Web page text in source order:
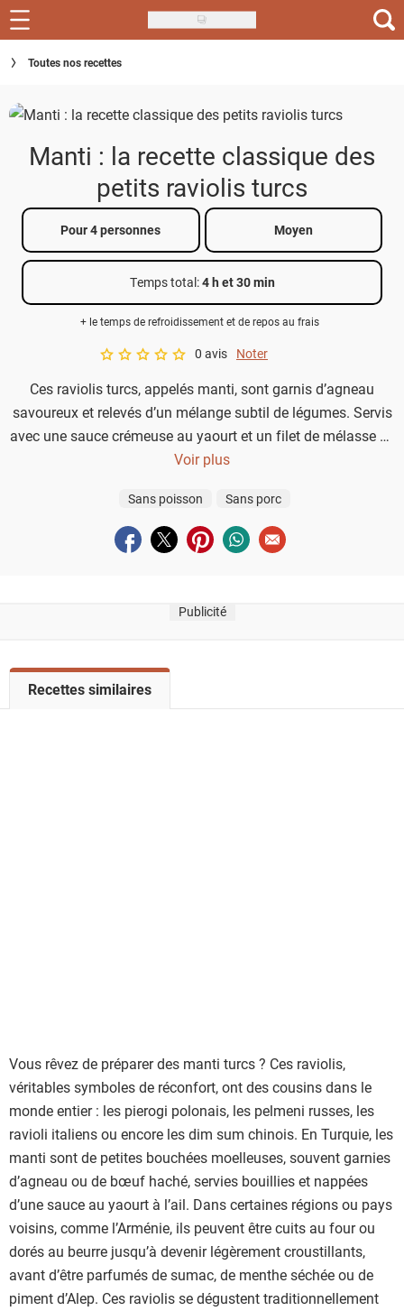
Skip
to
main
Recettes
Inspirations
Actus
Téléchargez l'app Saveurs Recettes
Index des recettes
Toutes nos recettes
Manti : la recette classique des
petits raviolis turcs
Pour 4 personnes Moyen
Temps total:4 h et 30 min
+ le temps de refroidissement et de repos au frais
A star rating of 0 out of 5.
0 avis Noter
Ces raviolis turcs, appelés manti, sont garnis d’agneau
savoureux et relevés d’un mélange subtil de légumes. Servis
avec une sauce crémeuse au yaourt et un filet de mélasse de
grenade, ils font une entrée élégante et parfumée qui
Voir plus
Sans poisson Sans porc
Partager sur facebook
Partager sur twitter
Partager sur pinterest
Partager sur whatsapp
Envoyer à un ami
Publicité
o
g
r
é
d
i
e
n
t
s
Recettes similaires
Vous rêvez de préparer des manti turcs ? Ces raviolis,
véritables symboles de réconfort, ont des cousins dans le
monde entier : les pierogi polonais, les pelmeni russes, les
ravioli italiens ou encore les dim sum chinois. En Turquie, les
manti sont de petites bouchées moelleuses, souvent garnies
d’agneau ou de bœuf haché, servies bouillies et nappées
d’une sauce au yaourt à l’ail. Dans certaines régions ou pays
voisins, comme l’Arménie, ils peuvent être cuits au four ou
dorés au beurre jusqu’à devenir légèrement croustillants,
avant d’être parfumés de sumac, de menthe séchée ou de
piment d’Alep. Ces raviolis se dégustent traditionnellement